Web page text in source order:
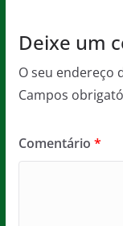
Deixe um
O seu endereço
Campos
Comentário *